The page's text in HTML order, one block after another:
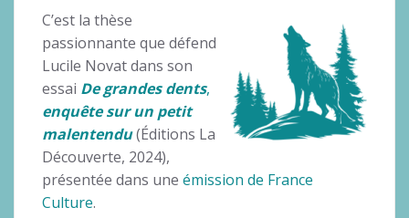
C’est la thèse
passionnante que défend
Lucile Novat dans son
essai De grandes dents,
enquête sur un petit
malentendu(Éditions La
Découverte, 2024),
présentée dans une émission de France
Culture.